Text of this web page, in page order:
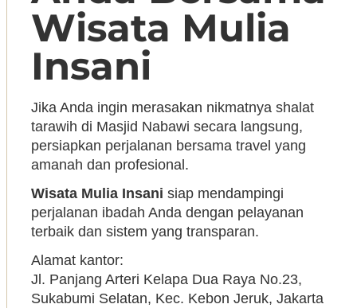
Wisata Mulia
Insani
Jika Anda ingin merasakan nikmatnya shalat
tarawih di Masjid Nabawi secara langsung,
persiapkan perjalanan bersama travel yang
amanah dan profesional.
Wisata Mulia Insani siap mendampingi
perjalanan ibadah Anda dengan pelayanan
terbaik dan sistem yang transparan.
Alamat kantor:
Jl. Panjang Arteri Kelapa Dua Raya No.23,
Sukabumi Selatan, Kec. Kebon Jeruk, Jakarta